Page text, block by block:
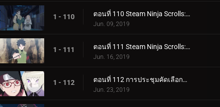
1 - 110 ตอนที่ 110 Steam Ninja Scrolls: น้ำพุร้อนฟื้นคืนชีพ!
Jun. 09, 2019
1 - 111 ตอนที่ 111 Steam Ninja Scrolls: ราชาแห่งมิไร!
Jun. 16, 2019
1 - 112 ตอนที่ 112 การประชุมคัดเลือกจูนิน
Jun. 23, 2019